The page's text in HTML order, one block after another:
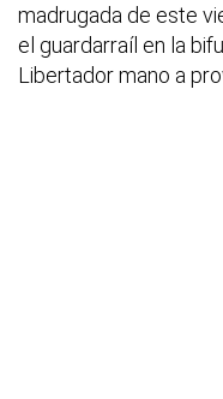
madrugada de este
el guardarraíl en la
Libertador mano a